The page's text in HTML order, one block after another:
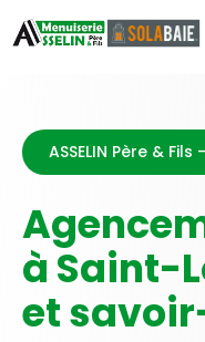
ASSELIN Père &
à Saint-
et